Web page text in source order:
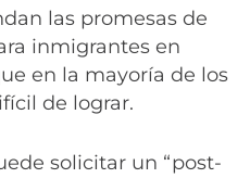
las promesas de
inmigrantes en
en la mayoría de los
de lograr.
solicitar un “post-